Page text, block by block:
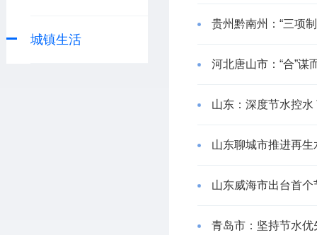
城镇生活
贵州黔南州：“三项
河北唐山市：“合”谋
山东：深度节水控
山东聊城市推进再生
山东威海市出台首个
青岛市：坚持节水